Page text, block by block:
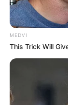
ความรัก: คนโ
ส่วนคนไม่โสด
สวย คนที่เพิ่งเ
MEDVI
This Trick Will